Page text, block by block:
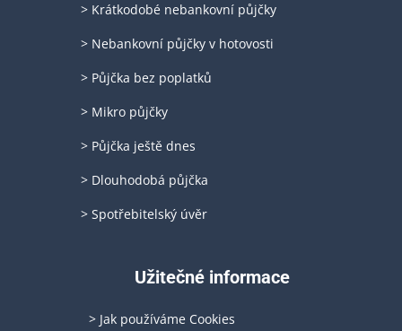
> Krátkodobé nebankovní půjčky
> Nebankovní půjčky v hotovosti
> Půjčka bez poplatků
> Mikro půjčky
> Půjčka ještě dnes
> Dlouhodobá půjčka
> Spotřebitelský úvěr
Užitečné informace
> Jak používáme Cookies